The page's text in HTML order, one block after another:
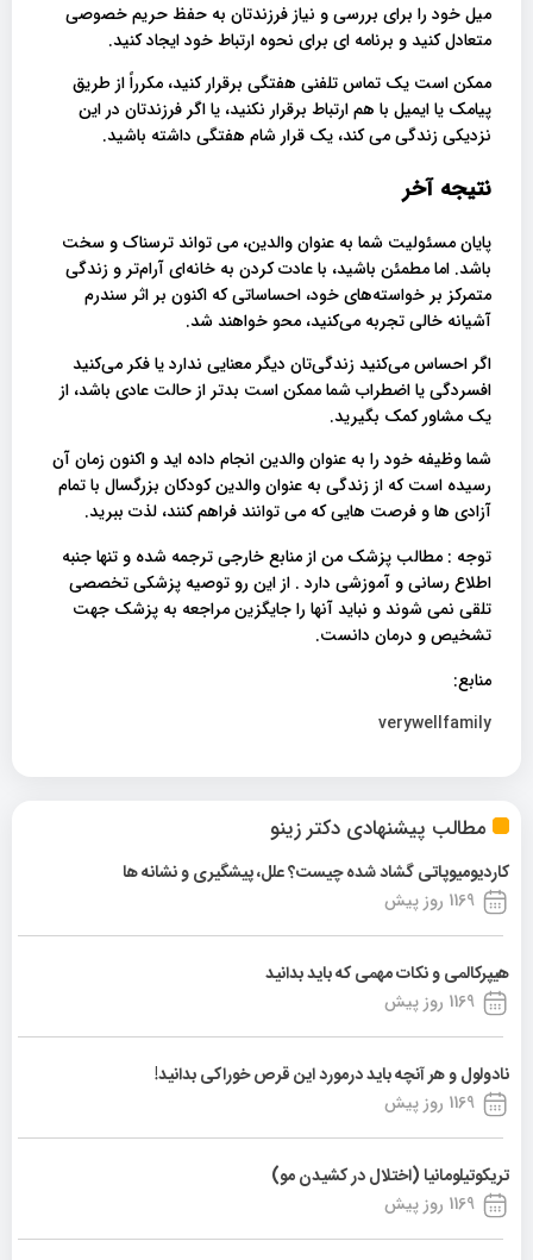
مطالب پیشنهادی دکتر زینو
کاردیومیوپاتی گشاد شده چیست؟ علل، پیشگیری و نشانه ها
1169 روز پیش
هیپرکالمی و نکات مهمی که باید بدانید
1169 روز پیش
نادولول و هر آنچه باید درمورد این قرص خوراکی بدانید!
1169 روز پیش
تریکوتیلومانیا (اختلال در کشیدن مو)
1169 روز پیش
میل خود را برای بررسی و نیاز فرزندتان به حفظ حریم خصوصی
متعادل کنید و برنامه ای برای نحوه ارتباط خود ایجاد کنید.
ممکن است یک تماس تلفنی هفتگی برقرار کنید، مکرراً از طریق
پیامک یا ایمیل با هم ارتباط برقرار نکنید، یا اگر فرزندتان در این
نزدیکی زندگی می کند، یک قرار شام هفتگی داشته باشید.
نتیجه آخر
پایان مسئولیت شما به عنوان والدین، می تواند ترسناک و سخت
باشد. اما مطمئن باشید، با عادت کردن به خانه‌ای آرام‌تر و زندگی
متمرکز بر خواسته‌های خود، احساساتی که اکنون بر اثر سندرم
آشیانه خالی تجربه می‌کنید، محو خواهند شد.
اگر احساس می‌کنید زندگی‌تان دیگر معنایی ندارد یا فکر می‌کنید
افسردگی یا اضطراب شما ممکن است بدتر از حالت عادی باشد، از
یک مشاور کمک بگیرید.
شما وظیفه خود را به عنوان والدین انجام داده اید و اکنون زمان آن
رسیده است که از زندگی به عنوان والدین کودکان بزرگسال با تمام
آزادی ها و فرصت هایی که می توانند فراهم کنند، لذت ببرید.
توجه : مطالب پزشک من از منابع خارجی ترجمه شده و تنها جنبه
اطلاع رسانی و آموزشی دارد . از این رو توصیه پزشکی تخصصی
تلقی نمی شوند و نباید آنها را جایگزین مراجعه به پزشک جهت
تشخیص و درمان دانست.
منابع:
verywellfamily